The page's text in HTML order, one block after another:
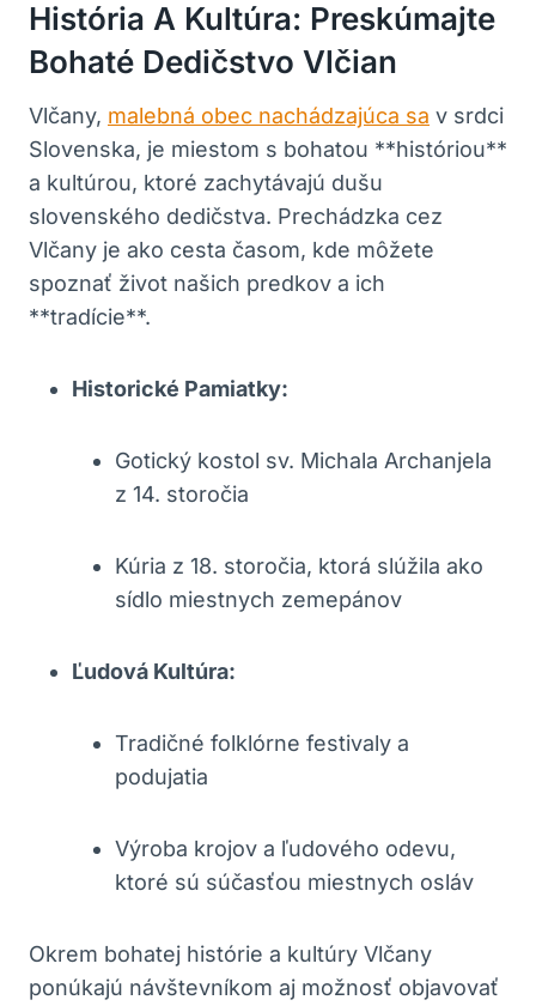
História‌ A Kultúra: Preskúmajte
Bohaté Dedičstvo ⁢Vlčian
Vlčany, malebná obec nachádzajúca sa v‍ srdci
Slovenska, ⁢je miestom s bohatou **históriou**
a‌ kultúrou, ktoré zachytávajú dušu
slovenského dedičstva.⁤ Prechádzka cez
Vlčany⁢ je ako cesta časom, kde môžete
spoznať⁢ život našich predkov ‌a ich
**tradície**.
Historické Pamiatky:
Gotický kostol sv.‍ Michala Archanjela
z‌ 14. storočia
Kúria ​z 18.⁤ storočia, ktorá ⁢slúžila ako
sídlo miestnych zemepánov
Ľudová Kultúra:
Tradičné folklórne festivaly a
⁤podujatia
Výroba krojov a​ ľudového ‍odevu,⁢
ktoré sú súčasťou miestnych‍ osláv
Okrem bohatej‌ histórie a kultúry Vlčany
ponúkajú návštevníkom aj možnosť objavovať